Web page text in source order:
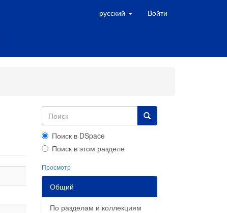
русский Войти
Поиск в DSpace
Поиск в этом разделе
Просмотр
Общий
По разделам и коллекциям